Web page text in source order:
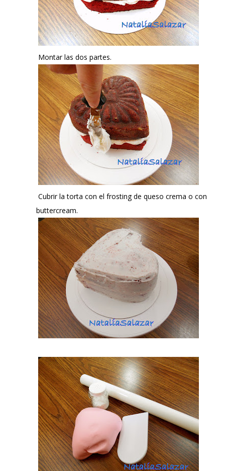
Montar las dos partes.
Cubrir la torta con el frosting de queso crema o con
buttercream.